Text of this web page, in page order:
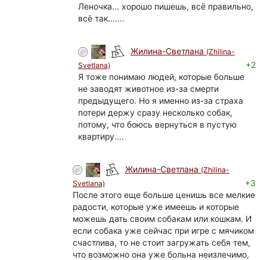
Леночка... хорошо пишешь, всё правильно,
всё так.......
Жилина-Светлана (Zhilina-
Svetlana)
+2
Я тоже понимаю людей, которые больше
не заводят животное из-за смерти
предыдущего. Но я именно из-за страха
потери держу сразу несколько собак,
потому, что боюсь вернуться в пустую
квартиру....
Жилина-Светлана (Zhilina-
Svetlana)
+3
После этого еще больше ценишь все мелкие
радости, которые уже имеешь и которые
можешь дать своим собакам или кошкам. И
если собака уже сейчас при игре с мячиком
счастлива, то не стоит загружать себя тем,
что возможно она уже больна неизлечимо,